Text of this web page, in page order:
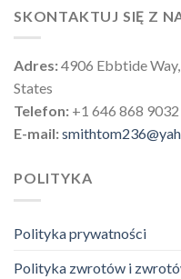
SKONTAKTUJ SIĘ Z
Adres:4906 Ebbtide
States
Telefon: +1 646 868 9032
E-mail:
POLITYKA
Polityka prywatności
Polityka zwrotów i